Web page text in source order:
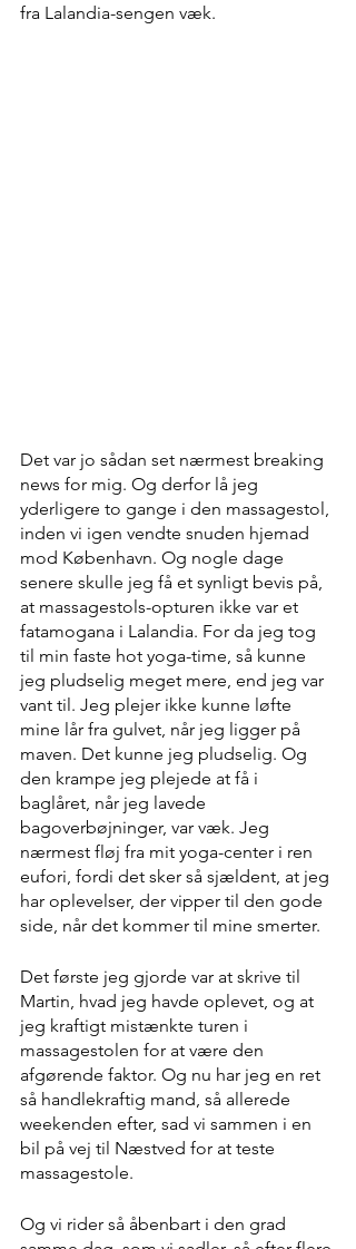
fra Lalandia-sengen væk.
Det var jo sådan set nærmest breaking
news for mig. Og derfor lå jeg
yderligere to gange i den massagestol,
inden vi igen vendte snuden hjemad
mod København. Og nogle dage
senere skulle jeg få et synligt bevis på,
at massagestols-opturen ikke var et
fatamogana i Lalandia. For da jeg tog
til min faste hot yoga-time, så kunne
jeg pludselig meget mere, end jeg var
vant til. Jeg plejer ikke kunne løfte
mine lår fra gulvet, når jeg ligger på
maven. Det kunne jeg pludselig. Og
den krampe jeg plejede at få i
baglåret, når jeg lavede
bagoverbøjninger, var væk. Jeg
nærmest fløj fra mit yoga-center i ren
eufori, fordi det sker så sjældent, at jeg
har oplevelser, der vipper til den gode
side, når det kommer til mine smerter.
Det første jeg gjorde var at skrive til
Martin, hvad jeg havde oplevet, og at
jeg kraftigt mistænkte turen i
massagestolen for at være den
afgørende faktor. Og nu har jeg en ret
så handlekraftig mand, så allerede
weekenden efter, sad vi sammen i en
bil på vej til Næstved for at teste
massagestole.
Og vi rider så åbenbart i den grad